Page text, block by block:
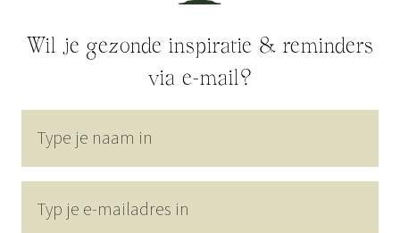
Wil je gezonde inspiratie & reminders
via e-mail?